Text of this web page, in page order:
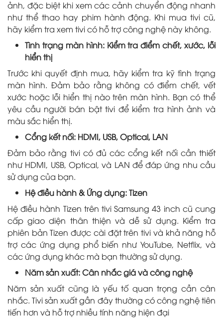
ảnh, đặc biệt khi xem các cảnh chuyển động nhanh
như thể thao hay phim hành động. Khi mua tivi cũ,
hãy kiểm tra xem tivi có hỗ trợ công nghệ này không.
Tình trạng màn hình: Kiểm tra điểm chết, xước, lỗi
hiển thị
Trước khi quyết định mua, hãy kiểm tra kỹ tình trạng
màn hình. Đảm bảo rằng không có điểm chết, vết
xước hoặc lỗi hiển thị nào trên màn hình. Bạn có thể
yêu cầu người bán bật tivi để kiểm tra hình ảnh và
màu sắc hiển thị.
Cổng kết nối: HDMI, USB, Optical, LAN
Đảm bảo rằng tivi có đủ các cổng kết nối cần thiết
như HDMI, USB, Optical, và LAN để đáp ứng nhu cầu
sử dụng của bạn.
Hệ điều hành & Ứng dụng: Tizen
Hệ điều hành Tizen trên tivi Samsung 43 inch cũ cung
cấp giao diện thân thiện và dễ sử dụng. Kiểm tra
phiên bản Tizen được cài đặt trên tivi và khả năng hỗ
trợ các ứng dụng phổ biến như YouTube, Netflix, và
các ứng dụng khác mà bạn thường sử dụng.
Năm sản xuất: Cân nhắc giá và công nghệ
Năm sản xuất cũng là yếu tố quan trọng cần cân
nhắc. Tivi sản xuất gần đây thường có công nghệ tiên
tiến hơn và hỗ trợ nhiều tính năng hiện đại